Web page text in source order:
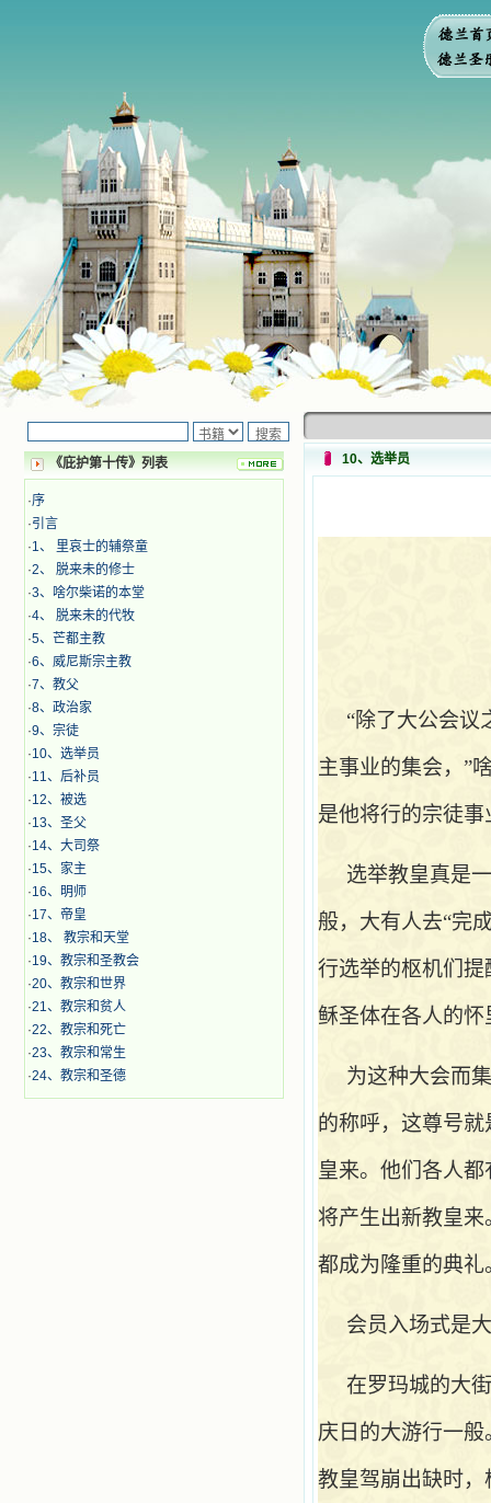
《庇护第十传》列表
·序
·引言
·1、 里哀士的辅祭童
·2、 脱来未的修士
·3、啥尔柴诺的本堂
·4、 脱来未的代牧
·5、芒都主教
·6、威尼斯宗主教
·7、教父
·8、政治家
·9、宗徒
·10、选举员
·11、后补员
·12、被选
·13、圣父
·14、大司祭
·15、家主
·16、明师
·17、帝皇
·18、 教宗和天堂
·19、教宗和圣教会
·20、教宗和世界
·21、教宗和贫人
·22、教宗和死亡
·23、教宗和常生
·24、教宗和圣德
10、选举员
“除了大公会
主事业的集会，”
是他将行的宗徒事
选举教皇真是
般，大有人去“完
行选举的枢机们
稣圣体在各人的怀
为这种大会而
的称呼，这尊号就
皇来。他们各人
将产生出新教皇
都成为隆重的典礼
会员入场式是
在罗玛城的大
庆日的大游行一
教皇驾崩出缺时